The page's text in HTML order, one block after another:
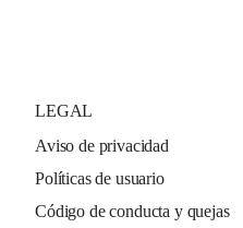
LEGAL
Aviso de privacidad
Políticas de usuario
Código de conducta y quejas